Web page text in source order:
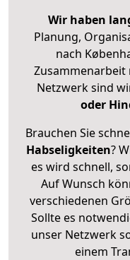
Wir haben
Planung,
nach
Netzwerk sind
oder
Brauchen Sie
Habseligkeiten?
es wird schnell,
Auf Wunsch
verschiedenen
Sollte es
unser Netzwerk
einem